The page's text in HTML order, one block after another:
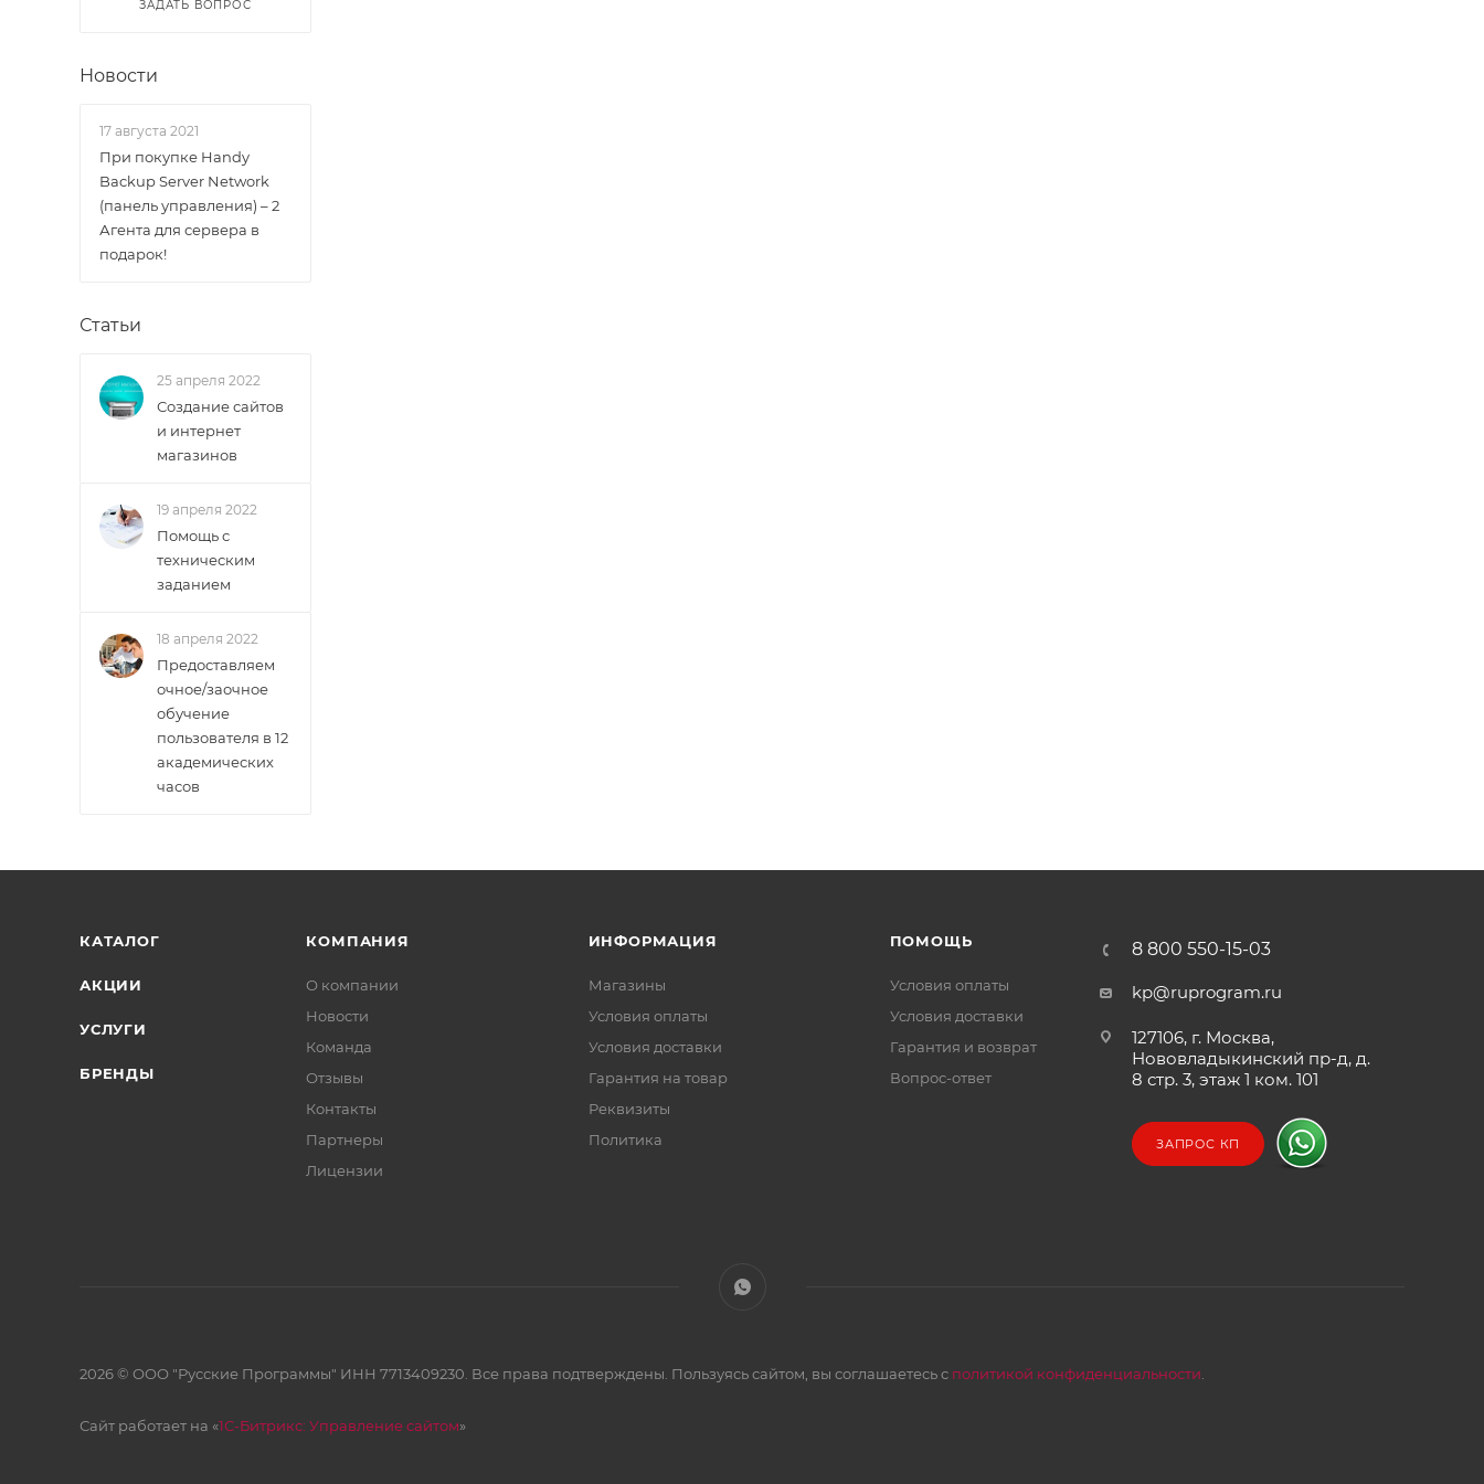
ЗАДАТЬ ВОПРОС
Новости
17 августа 2021
При покупке Handy
Backup Server Network
(панель управления) – 2
Агента для сервера в
подарок!
Статьи
25 апреля 2022
Создание сайтов
и интернет
магазинов
19 апреля 2022
Помощь с
техническим
заданием
18 апреля 2022
Предоставляем
очное/заочное
обучение
пользователя в 12
академических
часов
КАТАЛОГ
АКЦИИ
УСЛУГИ
БРЕНДЫ
КОМПАНИЯ
О компании
Новости
Команда
Отзывы
Контакты
Партнеры
Лицензии
ИНФОРМАЦИЯ
Магазины
Условия оплаты
Условия доставки
Гарантия на товар
Реквизиты
Политика
ПОМОЩЬ
Условия оплаты
Условия доставки
Гарантия и возврат
Вопрос-ответ
8 800 550-15-03
kp@ruprogram.ru
127106, г. Москва,
Нововладыкинский пр-д, д.
8 стр. 3, этаж 1 ком. 101
ЗАПРОС КП
2026 © ООО "Русские Программы" ИНН 7713409230. Все права подтверждены. Пользуясь сайтом, вы соглашаетесь с политикой конфиденциальности
Сайт работает на «1С-Битрикс: Управление сайтом»